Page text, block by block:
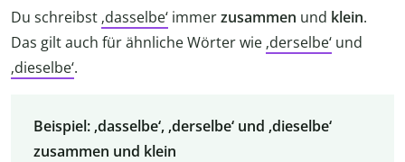
Du schreibst ‚dasselbe‘ immerzusammen und klein.
Das gilt auch für ähnliche Wörter wie ‚derselbe‘ und
‚dieselbe‘.
Beispiel: ‚dasselbe‘, ‚derselbe‘ und ‚dieselbe‘
zusammen und klein